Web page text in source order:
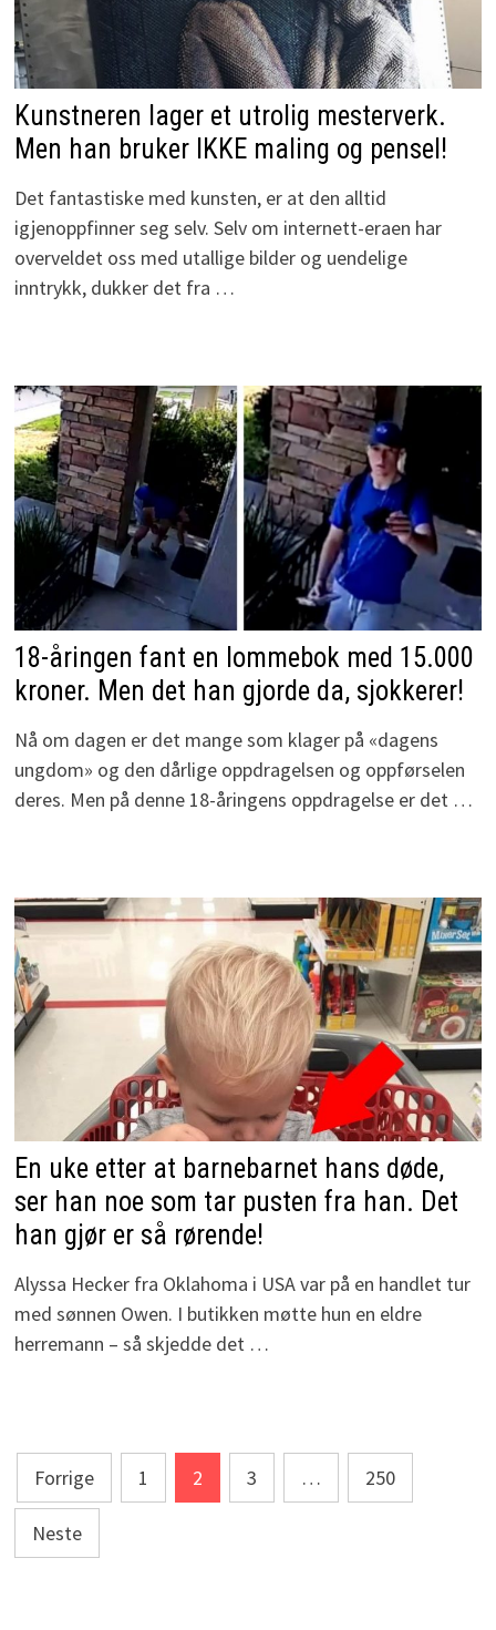
Kunstneren lager et utrolig mesterverk.
Men han bruker IKKE maling og pensel!
Det fantastiske med kunsten, er at den alltid
igjenoppfinner seg selv. Selv om internett-eraen har
overveldet oss med utallige bilder og uendelige
inntrykk, dukker det fra …
18-åringen fant en lommebok med 15.000
kroner. Men det han gjorde da, sjokkerer!
Nå om dagen er det mange som klager på «dagens
ungdom» og den dårlige oppdragelsen og oppførselen
deres. Men på denne 18-åringens oppdragelse er det …
En uke etter at barnebarnet hans døde,
ser han noe som tar pusten fra han. Det
han gjør er så rørende!
Alyssa Hecker fra Oklahoma i USA var på en handlet tur
med sønnen Owen. I butikken møtte hun en eldre
herremann – så skjedde det …
Sidepaginering
Forrige 1 2 3 … 250
Neste